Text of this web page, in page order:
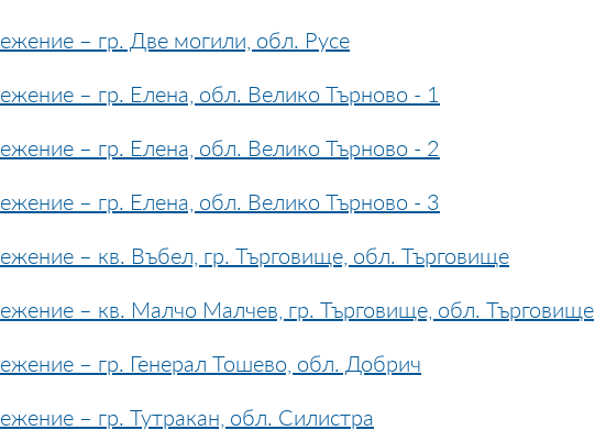
– гр. Две могили, обл. Русе
– гр. Елена, обл. Велико Търново - 1
– гр. Елена, обл. Велико Търново - 2
– гр. Елена, обл. Велико Търново - 3
– кв. Въбел, гр. Търговище, обл. Търговище
– кв. Малчо Малчев, гр. Търговище, обл. Търговище
– гр. Генерал Тошево, обл. Добрич
– гр. Тутракан, обл. Силистра